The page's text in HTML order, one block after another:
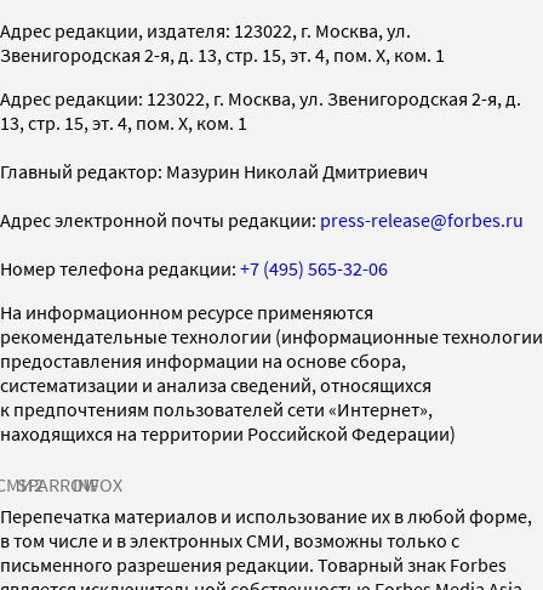
Адрес редакции, издателя: 123022, г. Москва, ул.
Звенигородская 2-я, д. 13, стр. 15, эт. 4, пом. X, ком. 1
Адрес редакции: 123022, г. Москва, ул. Звенигородская 2-я, д.
13, стр. 15, эт. 4, пом. X, ком. 1
Главный редактор: Мазурин Николай Дмитриевич
Адрес электронной почты редакции: press-release@forbes.ru
Номер телефона редакции: +7 (495) 565-32-06
На информационном ресурсе применяются
рекомендательные технологии (информационные технологии
предоставления информации на основе сбора,
систематизации и анализа сведений, относящихся
к предпочтениям пользователей сети «Интернет»,
находящихся на территории Российской Федерации)
SPARROWINFOX
Перепечатка материалов и использование их в любой форме,
в том числе и в электронных СМИ, возможны только с
письменного разрешения редакции. Товарный знак Forbes